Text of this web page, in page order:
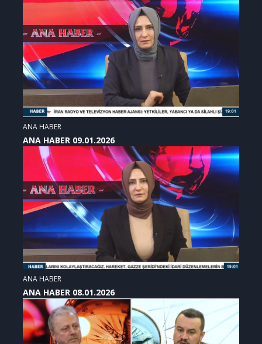
ANA HABER
ANA HABER 09.01.2026
ANA HABER
ANA HABER 08.01.2026